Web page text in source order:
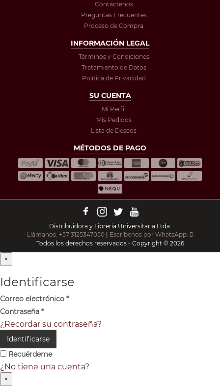
Contáctenos
Preguntas Frecuentes
Proceso de Compra
INFORMACIÓN LEGAL
Términos y Condiciones
Tratamiento de Datos
Política de Privacidad
SU CUENTA
Mi Perfil
Mis Pedidos
Lista de Deseos
MÉTODOS DE PAGO
Distribuidora y Librería Universitaria Ltda.
Llámanos: +57 3125347050
Escríbenos por WhatsApp:
Todos los derechos reservados - Copyright © 2026
×
Identificarse
Correo electrónico *
Contraseña *
¿Recordar su contraseña?
Identificarse
Recuérdeme
¿No tiene una cuenta?
×